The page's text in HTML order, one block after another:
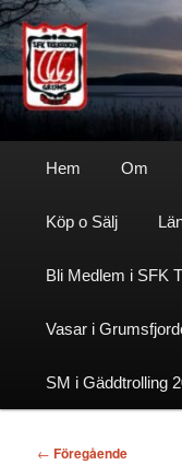
Hoppa
till
primärt
innehåll
Hem Om
Köp o Sälj
Bli Medlem i SFK
Vasar i
SM i Gäddtrolling
Inläggsnavigering
← Föregående